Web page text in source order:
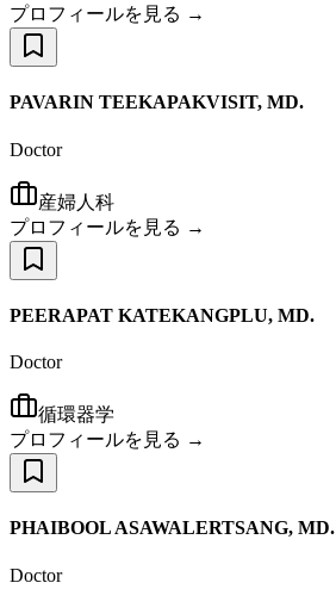
プロフィールを見る →
PAVARIN TEEKAPAKVISIT, MD.
Doctor
産婦人科
プロフィールを見る →
PEERAPAT KATEKANGPLU, MD.
Doctor
循環器学
プロフィールを見る →
PHAIBOOL ASAWALERTSANG, MD.
Doctor